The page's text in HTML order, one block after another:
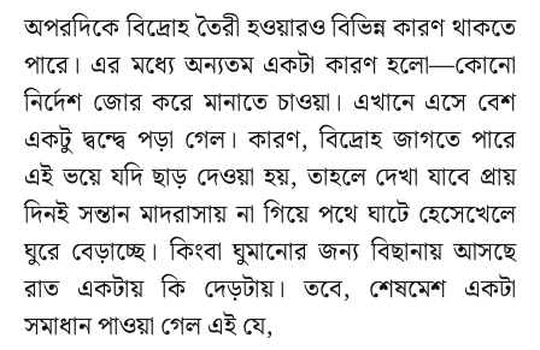
অপরদিকে বিদ্রোহ তৈরী হওয়ারও বিভিন্ন কারণ থাকতে
পারে। এর মধ্যে অন্যতম একটা কারণ হলো—কোনো
নির্দেশ জোর করে মানাতে চাওয়া। এখানে এসে বেশ
একটু দ্বন্দ্বে পড়া গেল। কারণ, বিদ্রোহ জাগতে পারে
এই ভয়ে যদি ছাড় দেওয়া হয়, তাহলে দেখা যাবে প্রায়
দিনই সন্তান মাদরাসায় না গিয়ে পথে ঘাটে হেসেখেলে
ঘুরে বেড়াচ্ছে। কিংবা ঘুমানোর জন্য বিছানায় আসছে
রাত একটায় কি দেড়টায়। তবে, শেষমেশ একটা
সমাধান পাওয়া গেল এই যে,